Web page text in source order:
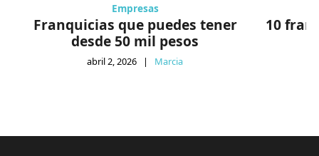
Empresas
Franquicias que puedes tener
desde 50 mil pesos
abril 2, 2026 | Marcia
10